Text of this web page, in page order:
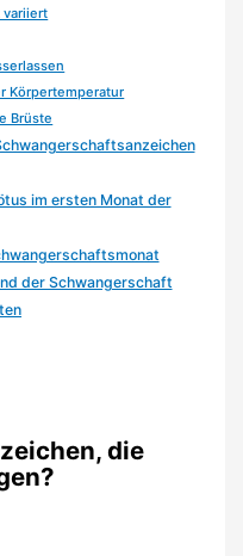
variiert
Körpertemperatur
Brüste
im ersten Monat der
der Schwangerschaft
die